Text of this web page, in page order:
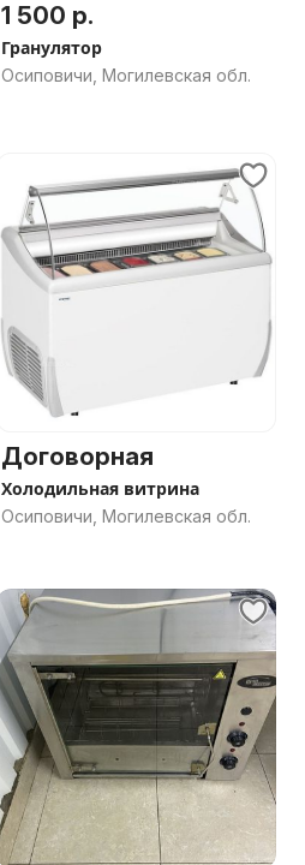
1 500 р.
Гранулятор
Осиповичи, Могилевская обл.
Договорная
Холодильная витрина
Осиповичи, Могилевская обл.